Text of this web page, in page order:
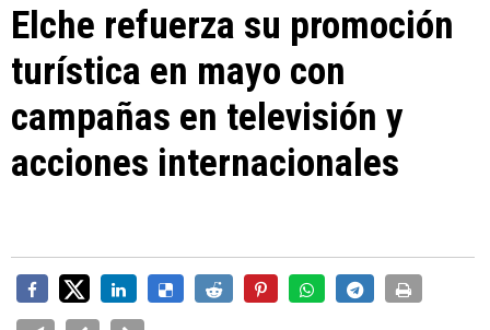
Elche refuerza su promoción
turística en mayo con
campañas en televisión y
acciones internacionales